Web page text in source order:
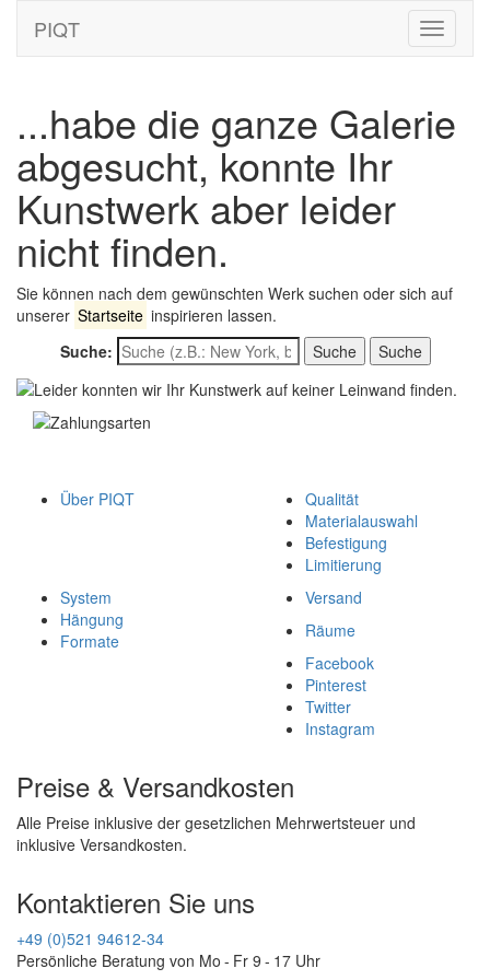
Toggle
PIQT
...habe die ganze Galerie
abgesucht, konnte Ihr
Kunstwerk aber leider
nicht finden.
Sie können nach dem gewünschten Werk suchen oder sich auf
unserer Startseite inspirieren lassen.
Suche:
Suche
Über PIQT
Qualität
Materialauswahl
Befestigung
Limitierung
System
Hängung
Formate
Versand
Räume
Facebook
Pinterest
Twitter
Instagram
Preise & Versandkosten
Alle Preise inklusive der gesetzlichen Mehrwertsteuer und
inklusive Versandkosten.
Kontaktieren Sie uns
+49 (0)521 94612-34
Persönliche Beratung von Mo - Fr 9 - 17 Uhr